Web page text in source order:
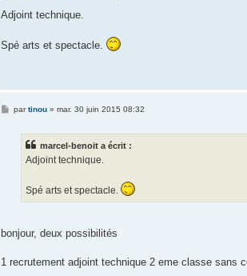
s
s
e
Adjoint technique.
Spé arts et spectacle.
Mpartinou» mar. 30 juin 2015 08:32
marcel-benoit a écrit :
Adjoint technique.
Spé arts et spectacle.
bonjour, deux possibilités
1 recrutement adjoint technique 2 eme classe sans